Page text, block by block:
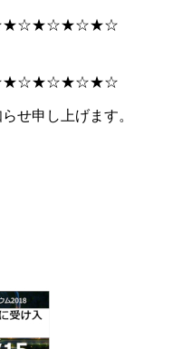
せ申し上げます。